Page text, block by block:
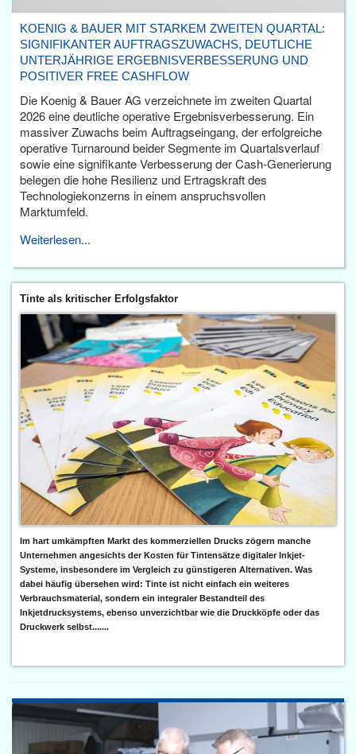
KOENIG & BAUER MIT STARKEM ZWEITEN QUARTAL:
SIGNIFIKANTER AUFTRAGSZUWACHS, DEUTLICHE
UNTERJÄHRIGE ERGEBNISVERBESSERUNG UND
POSITIVER FREE CASHFLOW
Die Koenig & Bauer AG verzeichnete im zweiten Quartal
2026 eine deutliche operative Ergebnisverbesserung. Ein
massiver Zuwachs beim Auftragseingang, der erfolgreiche
operative Turnaround beider Segmente im Quartalsverlauf
sowie eine signifikante Verbesserung der Cash-Generierung
belegen die hohe Resilienz und Ertragskraft des
Technologiekonzerns in einem anspruchsvollen
Marktumfeld.
Weiterlesen...
Tinte als kritischer Erfolgsfaktor
Im hart umkämpften Markt des kommerziellen Drucks zögern manche
Unternehmen angesichts der Kosten für Tintensätze digitaler Inkjet-
Systeme, insbesondere im Vergleich zu günstigeren Alternativen. Was
dabei häufig übersehen wird: Tinte ist nicht einfach ein weiteres
Verbrauchsmaterial, sondern ein integraler Bestandteil des
Inkjetdrucksystems, ebenso unverzichtbar wie die Druckköpfe oder das
Druckwerk selbst.......